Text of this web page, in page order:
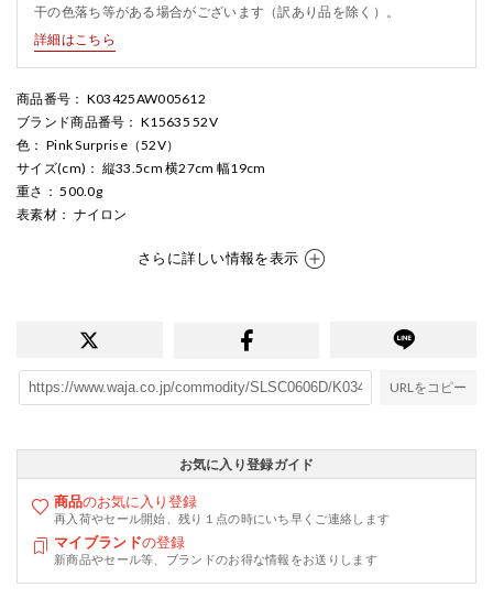
干の色落ち等がある場合がございます（訳あり品を除く）。
詳細はこちら
商品番号 ： K03425AW005612
ブランド商品番号 ： K15635 52V
色 ： Pink Surprise（52V）
サイズ(cm) ： 縦33.5cm 横27cm 幅19cm
重さ ： 500.0g
表素材： ナイロン
さらに詳しい情報を表示
URLをコピー
お気に入り登録ガイド
商品のお気に入り登録
再入荷やセール開始、残り１点の時にいち早くご連絡します
マイブランドの登録
新商品やセール等、ブランドのお得な情報をお送りします